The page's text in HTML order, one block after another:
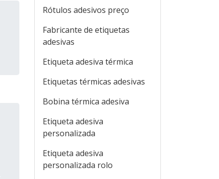
Rótulos adesivos preço
Fabricante de etiquetas
adesivas
Etiqueta adesiva térmica
Etiquetas térmicas adesivas
Bobina térmica adesiva
Etiqueta adesiva
personalizada
Etiqueta adesiva
personalizada rolo